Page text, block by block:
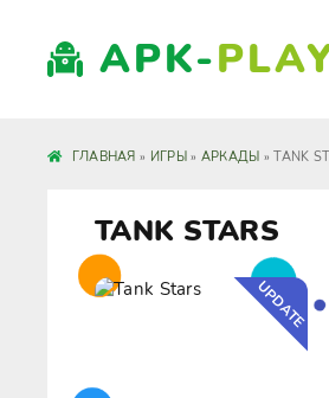
APK-
ГЛАВНАЯ » ИГРЫ» АРКАДЫ » TANK
TANK STARS
UPDATE